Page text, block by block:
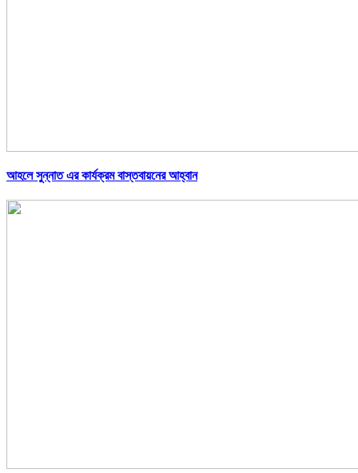
আহলে সুন্নাত এর কার্যক্রম বাস্তবায়নের আহ্বান